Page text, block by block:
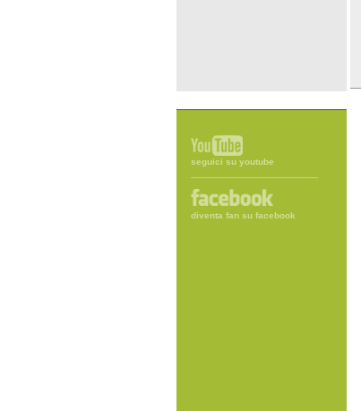
seguici su youtube
diventa fan su facebook